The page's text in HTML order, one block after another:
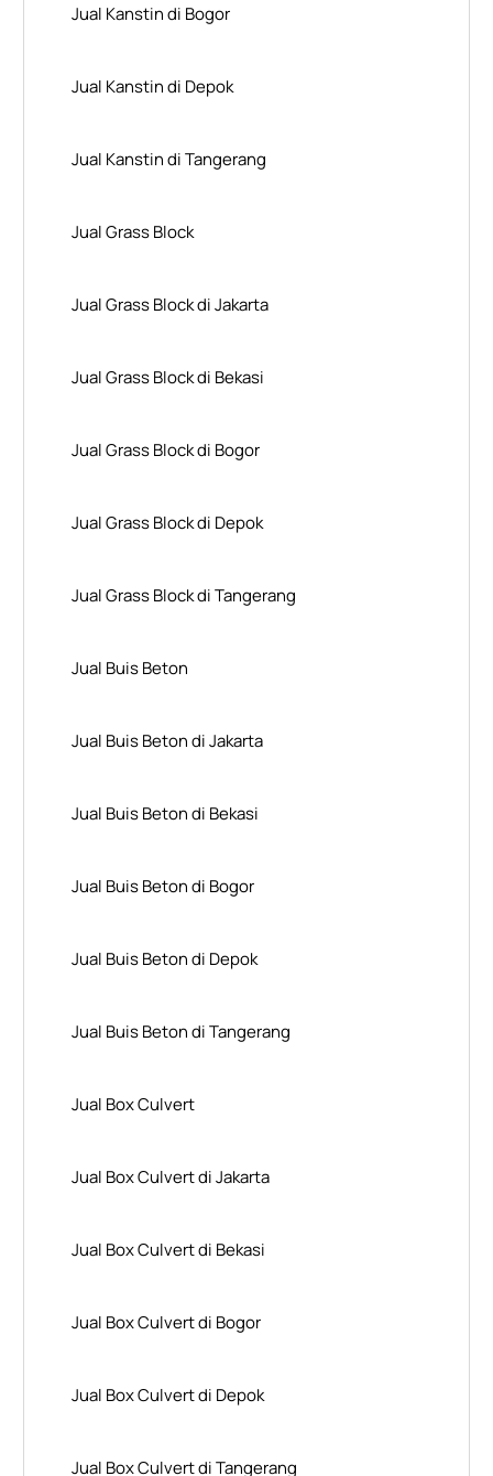
Jual Kanstin di Bogor
Jual Kanstin di Depok
Jual Kanstin di Tangerang
Jual Grass Block
Jual Grass Block di Jakarta
Jual Grass Block di Bekasi
Jual Grass Block di Bogor
Jual Grass Block di Depok
Jual Grass Block di Tangerang
Jual Buis Beton
Jual Buis Beton di Jakarta
Jual Buis Beton di Bekasi
Jual Buis Beton di Bogor
Jual Buis Beton di Depok
Jual Buis Beton di Tangerang
Jual Box Culvert
Jual Box Culvert di Jakarta
Jual Box Culvert di Bekasi
Jual Box Culvert di Bogor
Jual Box Culvert di Depok
Jual Box Culvert di Tangerang